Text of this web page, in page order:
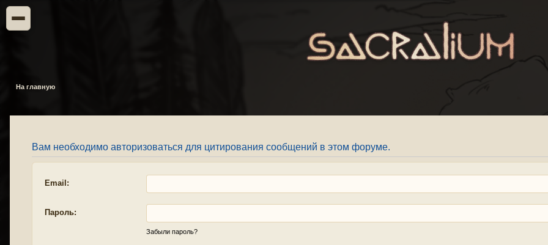
На главную
Вам необходимо авторизоваться для цитирования сообщений в этом форуме.
Email:
Пароль:
Забыли пароль?